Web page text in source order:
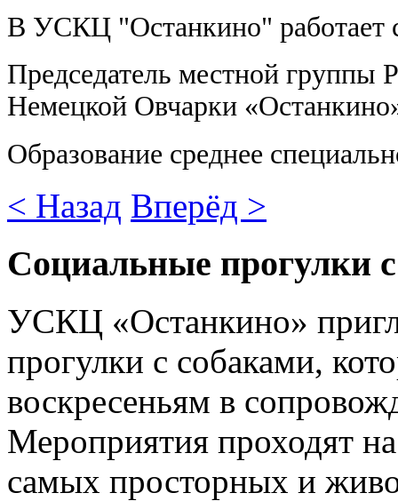
В УСКЦ "Останкино" работает
Председатель местной группы
Немецкой Овчарки
Образование среднее
< Назад Вперёд >
Социальные прогулки
УСКЦ «Останкино»
прогулки с собаками,
воскресеньям в
Мероприятия проходят
самых просторных и